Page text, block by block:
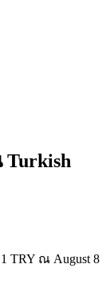
Turkish
TRY ณ August 8